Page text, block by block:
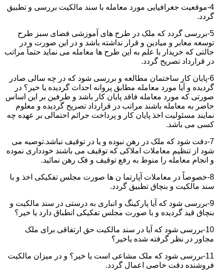
4-موقعیت جغرافیایی مورد معامله با سند مالکیت بررسی و تطبیق
گردد.
5-بررسی گردد که ملک در طرح های آموزشی فضای سبز طرح
توسعه معابر و میادین و قرار نداشته باشد و در این صورت و در
حالتی که خریدار با علم به این طرح ها معامله می نماید حتماً مراتب
در قرارداد تصریح گردد.
6-پایان کار ساختمان مطالعه و بررسی شود که در چه سالی صادر
گردیده و آیا مورد معامله مطابق پروانه احداث گردیده یا خیر؟ در
صورتی که مورد معامله فاقد پایان کار باشد و طرفین بر این اساس
حاضر به معامله باشند مراتب در قرارداد تصریح گردیده و معلوم
نمایند مسئولیت اخذ پایان کار و پرداخت جرائم احتمالی بر عهده چه
کسی می باشد.
7-دقت شود که ملک در رهن نبوده و یا در توقیف نباشد.توصیه می
شود از تنظیم معاملات املاکی که توقیف می باشند خودداری نموده
و انجام معامله را منوط به رفع توقیف و فک رهن نمائید.
8-خصوصاً در معاملات آپارتما ن ها صورت مجلس تفکیکی اخذ و با
سند مالکیت و بنچاق تطبیق گردد.
9-بررسی شود که آیا پارکینگ و انباری به درستی در سند مالکیت و
بنچاق قید گردیده و با صورت مجلس تفکیکی انطباق دارد یا خیر؟
10-بررسی شود که آیا در سند مالکیت حق ارتفاقی برای ملک
مجاور در نظر گرفته شده یاخیر؟
11-بررسی شود که ملک مشاعی است یا خیر؟ و در میزان مالکیت
فروشنده دقت خاصی اعمال گردد.